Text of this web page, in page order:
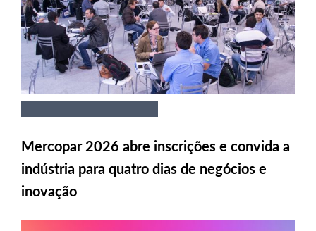
Mercopar 2026 abre inscrições e convida a
indústria para quatro dias de negócios e
inovação